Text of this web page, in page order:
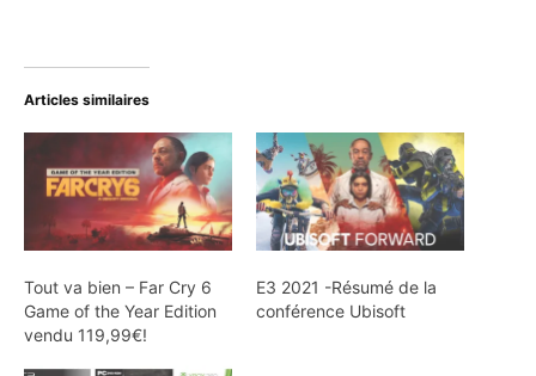
Articles similaires
Tout va bien – Far Cry 6
Game of the Year Edition
vendu 119,99€!
E3 2021 -Résumé de la
conférence Ubisoft